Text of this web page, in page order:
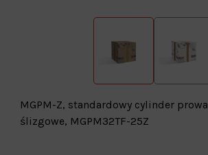
MGPM-Z, standardowy cylinder
ślizgowe, MGPM32TF-25Z